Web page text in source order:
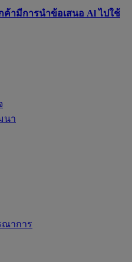
ค้ามีการนำข้อเสนอ Al ไปใช้
นา
ณาการ